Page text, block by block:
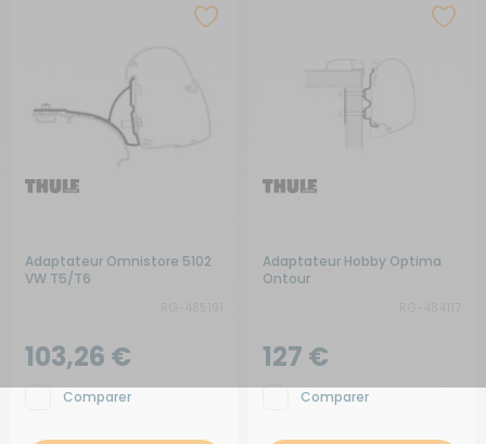
Adaptateur Omnistore 5102
VW T5/T6
103,26 €
Comparer
Adaptateur Hobby Optima
Ontour
127 €
Comparer